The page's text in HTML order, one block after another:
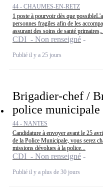
44 - CHAUMES-EN-RETZ
1 poste à pourvoir dès que
personnes fragiles afin de les
assurant des soins de santé
CDI - Non renseigné
Publié il y a 25 jours
Brigadier-chef /
police municipale
44 - NANTES
Candidature à envoyer avant le 25
de la Police Municipale, vous serez
missions dévolues à la police...
CDI - Non renseigné
Publié il y a plus de 30 jours